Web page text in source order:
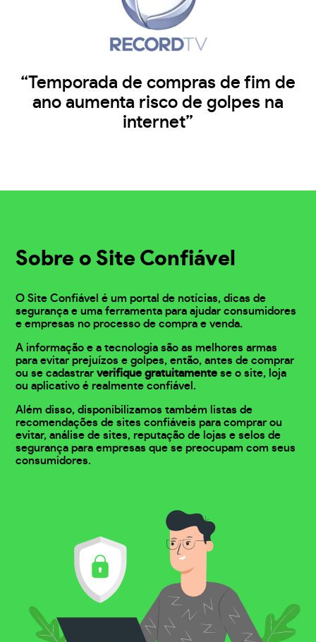
“Temporada de compras de fim de
ano aumenta risco de golpes na
internet”
Sobre o Site Confiável
O Site Confiável é um portal de notícias, dicas de
segurança e uma ferramenta para ajudar consumidores
e empresas no processo de compra e venda.
A informação e a tecnologia são as melhores armas
para evitar prejuízos e golpes, então, antes de comprar
ou se cadastrarverifique gratuitamente se o site, loja
ou aplicativo é realmente confiável.
Além disso, disponibilizamos também listas de
recomendações de sites confiáveis para comprar ou
evitar, análise de sites, reputação de lojas e selos de
segurança para empresas que se preocupam com seus
consumidores.